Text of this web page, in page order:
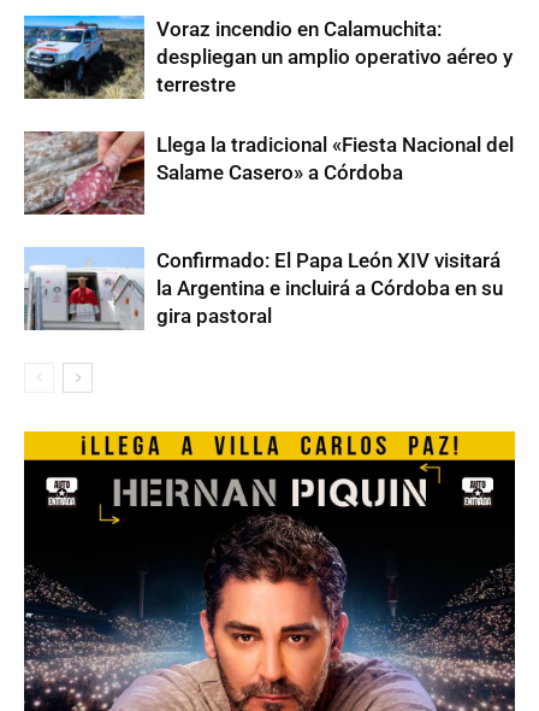
Voraz incendio en Calamuchita:
despliegan un amplio operativo aéreo y
terrestre
Llega la tradicional «Fiesta Nacional del
Salame Casero» a Córdoba
Confirmado: El Papa León XIV visitará
la Argentina e incluirá a Córdoba en su
gira pastoral